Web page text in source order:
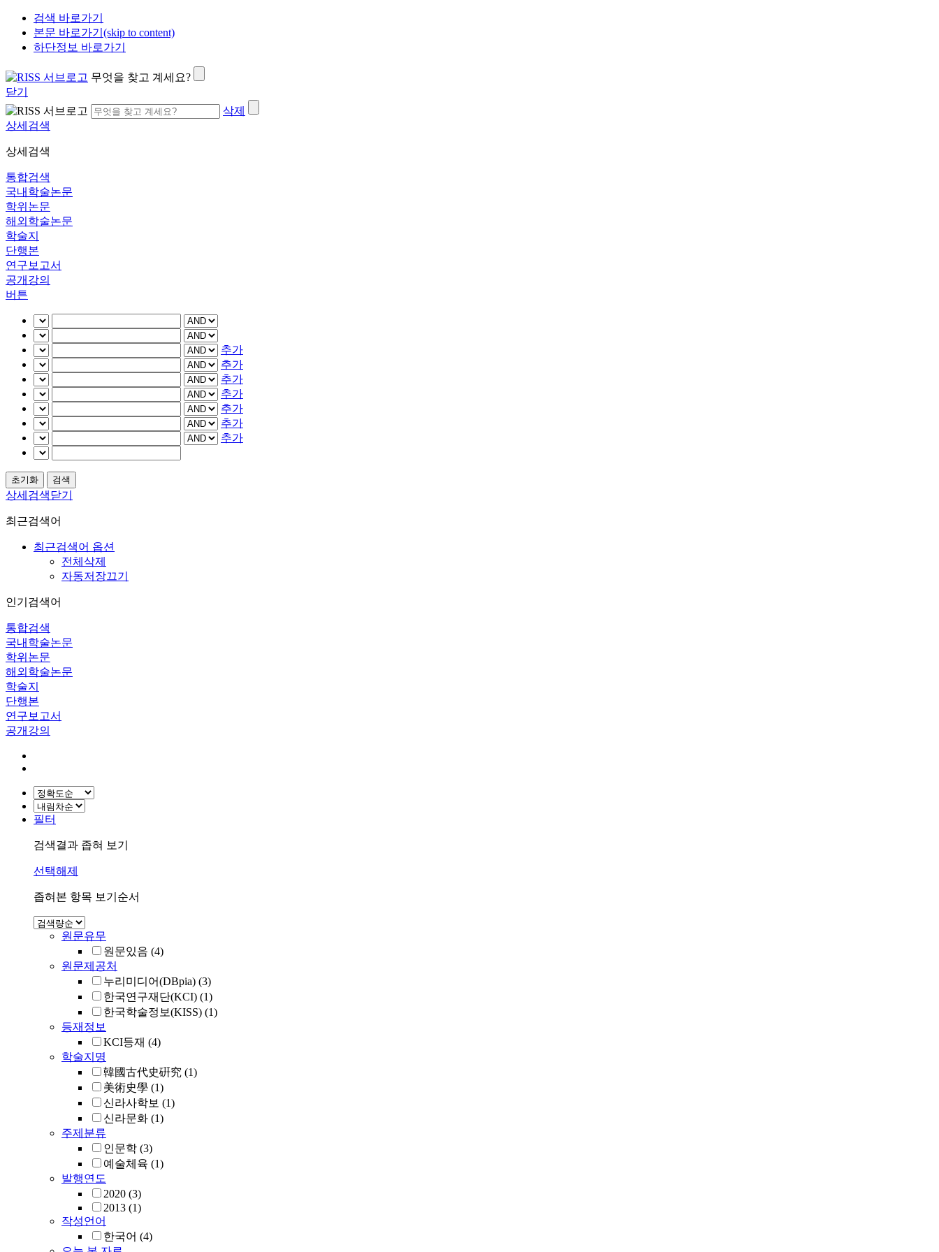
검색 바로가기
본문 바로가기(skip to content)
하단정보 바로가기
무엇을 찾고 계세요?
닫기
삭제
상세검색
상세검색
통합검색
국내학술논문
학위논문
해외학술논문
학술지
단행본
연구보고서
공개강의
버튼
추가
추가
추가
추가
추가
추가
추가
상세검색닫기
최근검색어
최근검색어 옵션
전체삭제
자동저장끄기
인기검색어
통합검색
국내학술논문
학위논문
해외학술논문
학술지
단행본
연구보고서
공개강의
필터
검색결과 좁혀 보기
선택해제
좁혀본 항목 보기순서
원문유무
원문있음 (4)
원문제공처
누리미디어(DBpia) (3)
한국연구재단(KCI) (1)
한국학술정보(KISS) (1)
등재정보
KCI등재 (4)
학술지명
韓國古代史硏究 (1)
美術史學 (1)
신라사학보 (1)
신라문화 (1)
주제분류
인문학 (3)
예술체육 (1)
발행연도
2020 (3)
2013 (1)
작성언어
한국어 (4)